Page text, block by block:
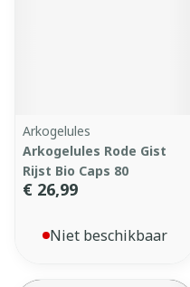
Arkogelules
Arkogelules Rode Gist
Rijst Bio Caps 80
€ 26,99
Niet beschikbaar